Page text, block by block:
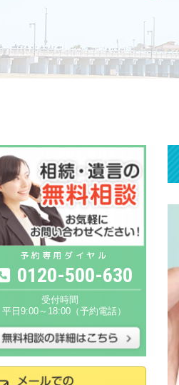
0120-500-630
平日9:00～18:00（予約電話）